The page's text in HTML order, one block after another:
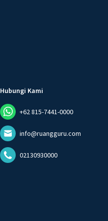
Hubungi Kami
+62 815-7441-0000
info@ruangguru.com
02130930000